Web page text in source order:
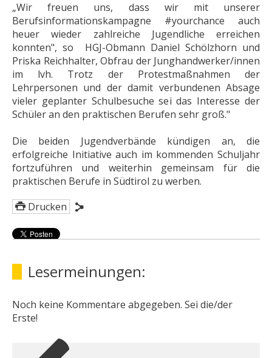
„Wir freuen uns, dass wir mit unserer
Berufsinformationskampagne #yourchance auch
heuer wieder zahlreiche Jugendliche erreichen
konnten", so HGJ-Obmann Daniel Schölzhorn und
Priska Reichhalter, Obfrau der Junghandwerker/innen
im lvh. Trotz der Protestmaßnahmen der
Lehrpersonen und der damit verbundenen Absage
vieler geplanter Schulbesuche sei das Interesse der
Schüler an den praktischen Berufen sehr groß."
Die beiden Jugendverbände kündigen an, die
erfolgreiche Initiative auch im kommenden Schuljahr
fortzuführen und weiterhin gemeinsam für die
praktischen Berufe in Südtirol zu werben.
Drucken
Lesermeinungen:
Noch keine Kommentare abgegeben. Sei die/der
Erste!